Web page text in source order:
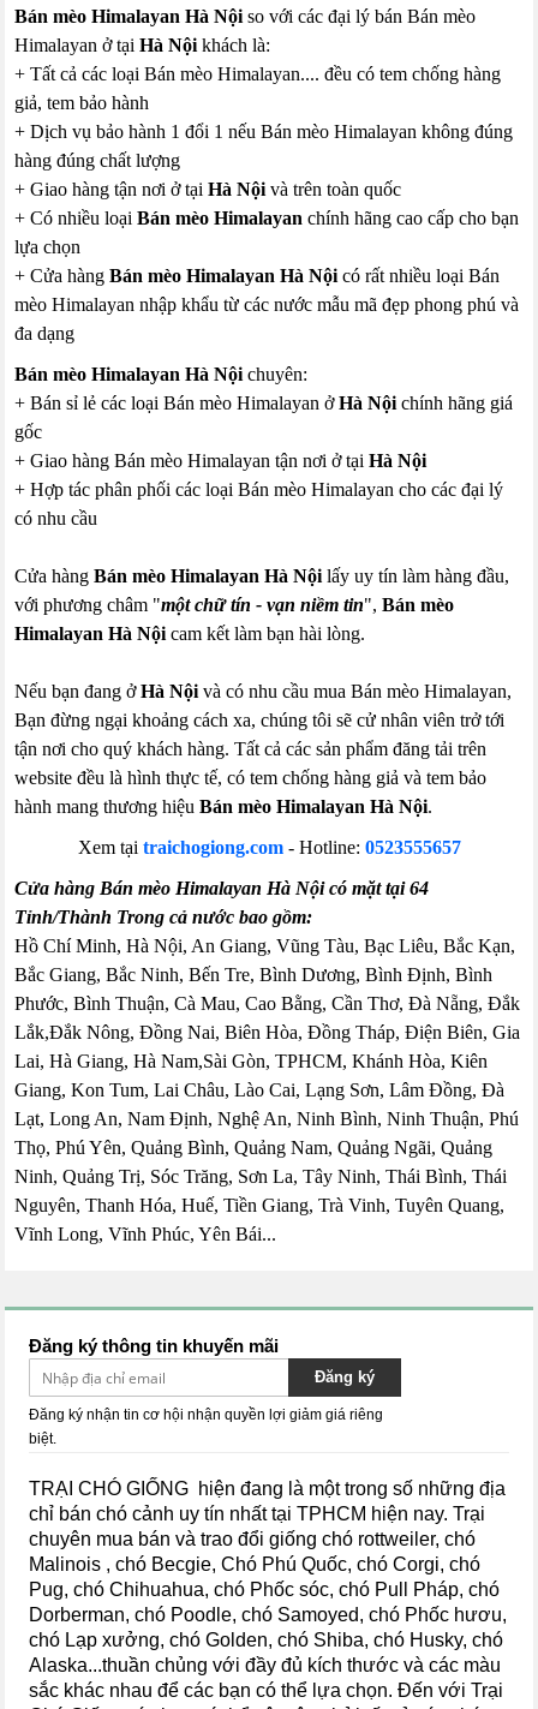
Bán mèo Himalayan Hà Nội so với các đại lý bán Bán mèo
Himalayan ở tạiHà Nội khách là:
+ Tất cả các loại Bán mèo Himalayan.... đều có tem chống hàng
giả, tem bảo hành
+ Dịch vụ bảo hành 1 đổi 1 nếu Bán mèo Himalayan không đúng
hàng đúng chất lượng
+ Giao hàng tận nơi ở tạiHà Nội và trên toàn quốc
+ Có nhiều loạiBán mèo Himalayan chính hãng cao cấp cho bạn
lựa chọn
+ Cửa hàngBán mèo Himalayan Hà Nội có rất nhiều loại Bán
mèo Himalayan nhập khẩu từ các nước mẫu mã đẹp phong phú và
đa dạng
Bán mèo Himalayan Hà Nộichuyên:
+ Bán sỉ lẻ các loại Bán mèo Himalayan ởHà Nội chính hãng giá
gốc
+ Giao hàng Bán mèo Himalayan tận nơi ở tạiHà Nội
+ Hợp tác phân phối các loại Bán mèo Himalayan cho các đại lý
có nhu cầu
Cửa hàngBán mèo Himalayan Hà Nội lấy uy tín làm hàng đầu,
với phương châm "một chữ tín - vạn niềm tin",Bán mèo
Himalayan Hà Nội cam kết làm bạn hài lòng.
Nếu bạn đang ởHà Nội và có nhu cầu mua Bán mèo Himalayan,
Bạn đừng ngại khoảng cách xa, chúng tôi sẽ cử nhân viên trở tới
tận nơi cho quý khách hàng. Tất cả các sản phẩm đăng tải trên
website đều là hình thực tế, có tem chống hàng giả và tem bảo
hành mang thương hiệuBán mèo Himalayan Hà Nội.
Xem tại traichogiong.com- Hotline: 0523555657
Cửa hàng Bán mèo Himalayan Hà Nội có mặt tại 64
Tỉnh/Thành Trong cả nước bao gồm:
Hồ Chí Minh, Hà Nội, An Giang, Vũng Tàu, Bạc Liêu, Bắc Kạn,
Bắc Giang, Bắc Ninh, Bến Tre, Bình Dương, Bình Định, Bình
Phước, Bình Thuận, Cà Mau, Cao Bằng, Cần Thơ, Đà Nẵng, Đắk
Lắk,Đắk Nông, Đồng Nai, Biên Hòa, Đồng Tháp, Điện Biên, Gia
Lai, Hà Giang, Hà Nam,Sài Gòn, TPHCM, Khánh Hòa, Kiên
Giang, Kon Tum, Lai Châu, Lào Cai, Lạng Sơn, Lâm Đồng, Đà
Lạt, Long An, Nam Định, Nghệ An, Ninh Bình, Ninh Thuận, Phú
Thọ, Phú Yên, Quảng Bình, Quảng Nam, Quảng Ngãi, Quảng
Ninh, Quảng Trị, Sóc Trăng, Sơn La, Tây Ninh, Thái Bình, Thái
Nguyên, Thanh Hóa, Huế, Tiền Giang, Trà Vinh, Tuyên Quang,
Vĩnh Long, Vĩnh Phúc, Yên Bái...
Đăng ký thông tin khuyến mãi
Đăng ký
Đăng ký nhận tin cơ hội nhận quyền lợi giảm giá riêng
biệt.
TRẠI CHÓ GIỐNG hiện đang là một trong số những địa
chỉ bán chó cảnh uy tín nhất tại TPHCM hiện nay.Trại
chuyên mua bán và trao đổi giống chó rottweiler, chó
Malinois , chó Becgie, Chó Phú Quốc, chó Corgi, chó
Pug, chó Chihuahua, chó Phốc sóc, chó Pull Pháp, chó
Dorberman, chó Poodle, chó Samoyed, chó Phốc hươu,
chó Lạp xưởng, chó Golden, chó Shiba,chó Husky, chó
Alaska...thuần chủng với đầy đủ kích thước và các màu
sắc khác nhau để các bạn có thể lựa chọn. Đến với Trại